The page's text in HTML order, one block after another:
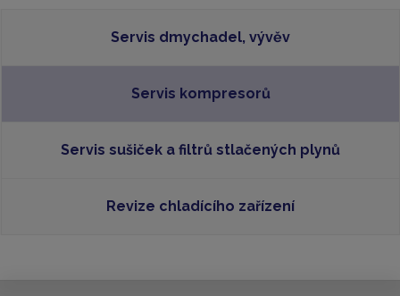
Servis dmychadel, vývěv
Servis kompresorů
Servis sušiček a filtrů stlačených plynů
Revize chladícího zařízení